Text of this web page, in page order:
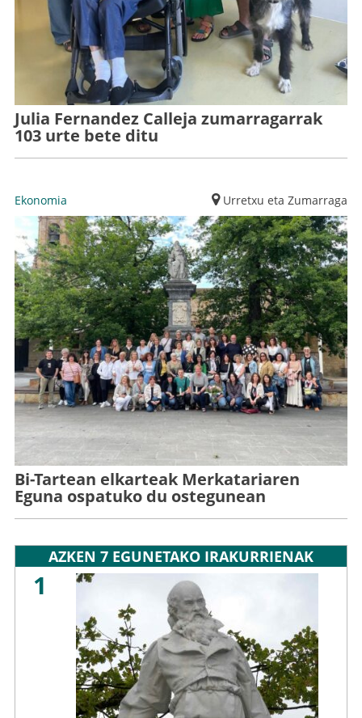
Julia Fernandez Calleja zumarragarrak
103 urte bete ditu
Ekonomia Urretxu eta Zumarraga
Bi-Tartean elkarteak Merkatariaren
Eguna ospatuko du ostegunean
AZKEN 7 EGUNETAKO IRAKURRIENAK
1